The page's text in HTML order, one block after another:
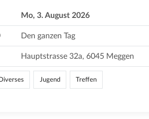
Mo, 3. August 2026
Den ganzen Tag
Hauptstrasse 32a, 6045 Meggen
Diverses Jugend Treffen